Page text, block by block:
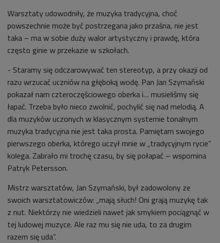
Warsztaty udowodniły, że muzyka tradycyjna, choć
powszechnie może być postrzegana jako przaśna, nie jest
taka – ma w sobie duży walor artystyczny i prawdę, która
często ginie w przekazie w szkołach.
- Staramy się odczarowywać ten stereotyp, a przy okazji od
razu wrzucać uczniów na głęboką wodę. Pan Jan Szymański
pokazał nam czteroczęściowego oberka i… musieliśmy się
łapać. Trzeba było nieco zwolnić, pochylić się nad melodią. A
dla muzyków uczonych w klasycznym systemie tonalnym
muzyka tradycyjna nie jest taka prosta. Pamiętam swojego
pierwszego oberka, którego uczył mnie w „tradycyjnym rycie”
kolega. Zabrało mi trochę czasu, by się połapać – wspomina
Patryk Petersson.
Mistrz warsztatów, Jan Szymański, był zadowolony ze
swoich warsztatowiczów: „mają słuch! Oni grają muzykę tak
z nut. Niektórzy nie wiedzieli nawet jak smykiem pociągnąć w
tej ludowej muzyce. Ale raz mu się nie uda, to za drugim
razem się uda”.